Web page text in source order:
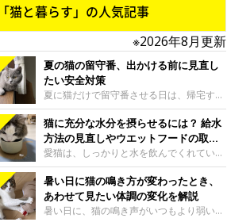
「猫と暮らす」の人気記事
※2026年8月更新
夏の猫の留守番、出かける前に見直し
たい安全対策
夏に猫だけで留守番させる日は、帰宅する
まで部屋が暑くなりすぎないか、水は足り
るかと気になる飼い主さんもいるでしょ
う。家の中なら安全と思っていても、日中
は室温が急に上がることがあります。留守
中の暑さから猫を守るために準備したいこ
とや、帰宅後に見たいサインなどについ
て、ねこのきもち獣医師相談室の岡本りさ
先生に伺いました。 留守中は室温が急に
猫に充分な水分を摂らせるには？ 給水
方法の見直しやウエットフードの取り
入れ方を解説
愛猫は、しっかりと水を飲んでくれていま
すか？ 夏場はエアコンで室内が涼しいこ
ともあり、猫があまり水を飲まないこと
も。積極的に水分を摂らせるためには、給
水方法を見直したり、フードから水分を摂
暑い日に猫の鳴き方が変わったとき、
あわせて見たい体調の変化を解説
暑い日に、猫の鳴き声がいつもより弱い、